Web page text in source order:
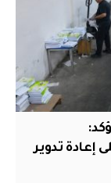
إعادة تدوير